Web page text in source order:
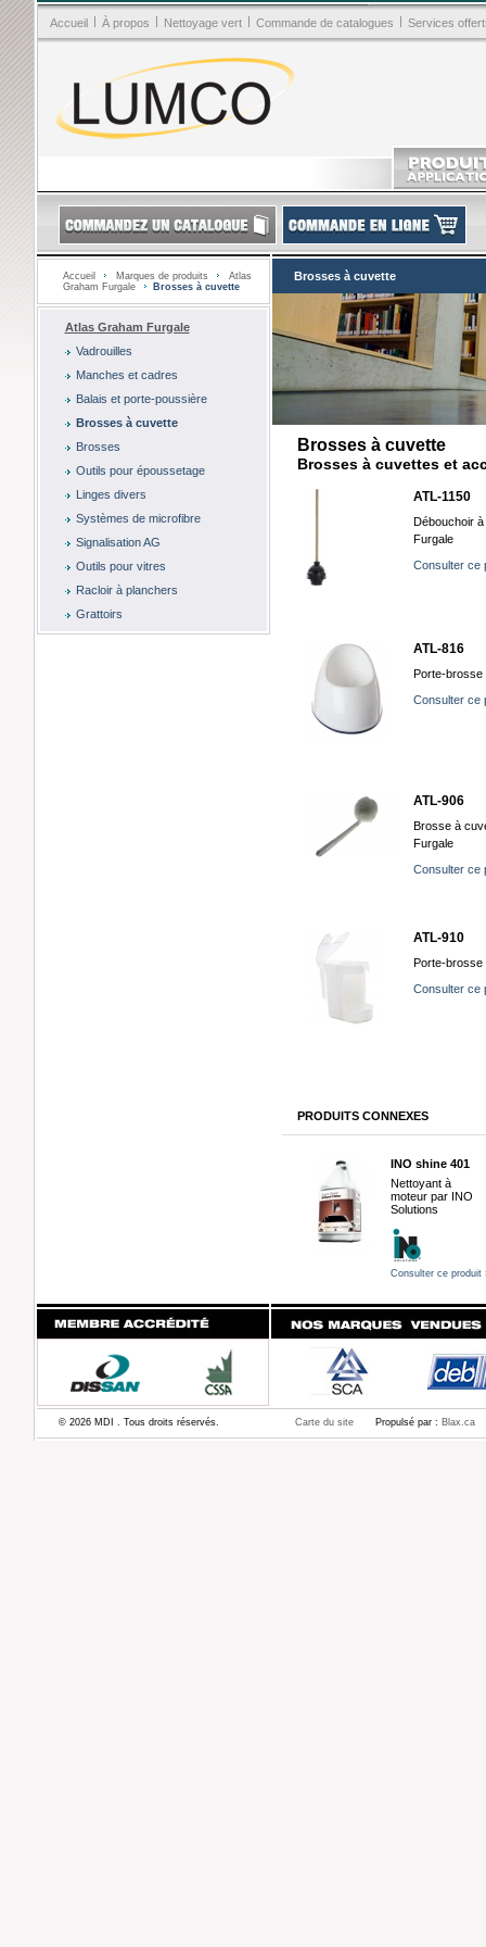
Accueil | À propos | Nettoyage vert | Commande de catalogues | Services
Accueil Marques de produits
Atlas
Graham Furgale
Brosses à cuvette
Atlas Graham Furgale
Vadrouilles
Manches et cadres
Balais et porte-poussière
Brosses à cuvette
Brosses
Outils pour époussetage
Linges divers
Systèmes de microfibre
Signalisation AG
Outils pour vitres
Racloir à planchers
Grattoirs
Brosses à cuvette
Brosses à cuvette
Brosses à cuvettes et
ATL-1150
Débouchoir
Furgale
Consulter ce
ATL-816
Porte-brosse
Consulter ce
ATL-906
Brosse à
Furgale
Consulter ce
ATL-910
Porte-brosse
Consulter ce
PRODUITS CONNEXES
INO shine 401
Nettoyant à
moteur par INO
Solutions
Consulter ce produit
© 2026 MDI . Tous droits réservés. Carte du site Propulsé par : Blax.ca